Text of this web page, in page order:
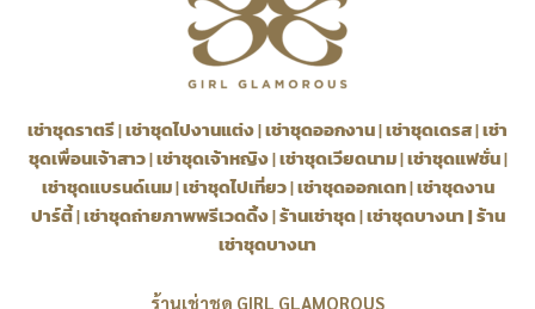
เช่าชุดราตรี|เช่าชุดไปงานแต่ง|เช่าชุดออกงาน|เช่าชุดเดรส|เช่า
ชุดเพื่อนเจ้าสาว|เช่าชุดเจ้าหญิง|เช่าชุดเวียดนาม|เช่าชุดแฟชั่น|
เช่าชุดแบรนด์เนม|เช่าชุดไปเที่ยว|เช่าชุดออกเดท|เช่าชุดงาน
ปาร์ตี้|เช่าชุดถ่ายภาพพรีเวดดิ้ง|ร้านเช่าชุด|เช่าชุดบางนา|ร้าน
เช่าชุดบางนา
ร้านเช่าชุด GIRL GLAMOROUS